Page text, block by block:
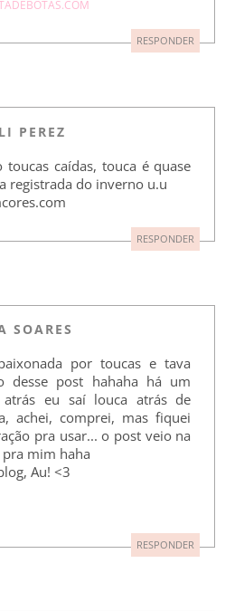
RESPONDER
PEREZ
toucas caídas, touca é quase
registrada do inverno u.u
RESPONDER
SOARES
por toucas e tava
desse post hahaha há um
atrás eu saí louca atrás de
achei, comprei, mas fiquei
pra usar... o post veio na
mim haha
Au! <3
RESPONDER